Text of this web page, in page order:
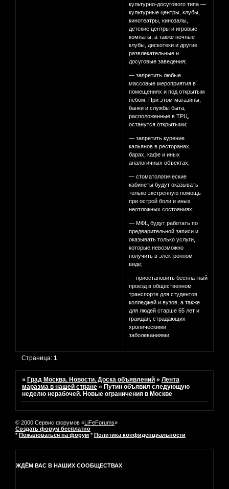
культурно-досугового типа —
культурные центры, клубы,
кинотеатры, кинозалы,
детские центры и игровые
комнаты, а также ночные
клубы, дискотеки и другие
развлекательные и
досуговые заведения;
— запретить любые
массовые мероприятия в
помещениях и под открытым
небом. При этом магазины,
банки и службы быта,
расположенные в ТРЦ,
останутся открытыми;
— запретить курение
кальянов в ресторанах,
барах, кафе и иных
аналогичных объектах;
— стоматологические
кабинеты будут оказывать
только экстренную помощь
при острой боли и иных
неотложных состояниях;
— МФЦ будут работать по
предварительной записи и
оказывать только услуги,
которые невозможно
получить в электронном
виде;
— приостановить бесплатный
проезд в общественном
транспорте для студентов
колледжей и вузов, а также
для людей старше 65 лет и
граждан, страдающих
хроническими
заболеваниями.
Страница:1
»Град Москва. Новости. Доска объявлений »Лента
маразма в нашей стране »Путин объявил следующую
неделю нерабочей. Новые ограничения в Москве
© 2000 Сервис форумов «LiFeForums»
Создать форум бесплатно
* Пожаловаться на форум * Политика конфиденциальности
ЖДЁМ ВАС В НАШИХ СООБЩЕСТВАХ